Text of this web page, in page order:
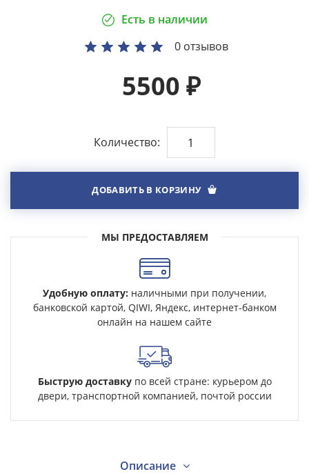
Гарантия: 6 месяцев
Есть в наличии
5500 ₽
0 отзывов
Количество:
ДОБАВИТЬ В КОРЗИНУ
МЫ ПРЕДОСТАВЛЯЕМ
Удобную оплату: наличными при получении,
банковской картой, QIWI, Яндекс, интернет-банком
онлайн на нашем сайте
Быструю доставкупо всей стране: курьером до
двери, транспортной компанией, почтой россии
Описание